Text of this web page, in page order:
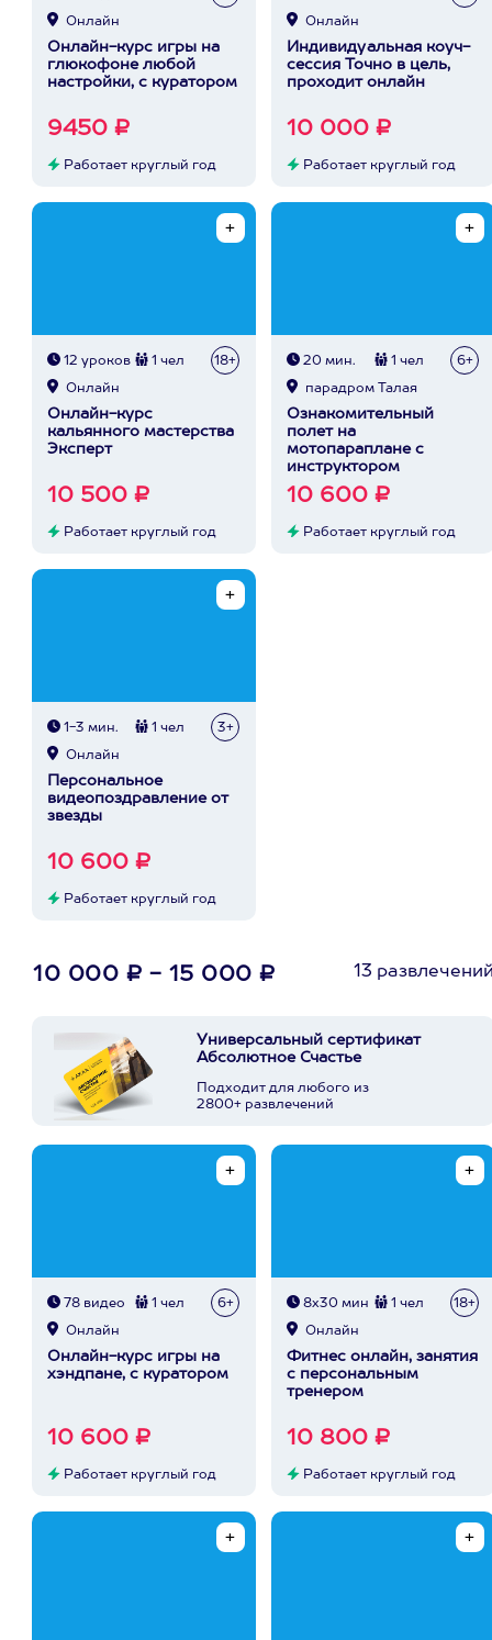
Онлайн
Онлайн-курс игры на
глюкофоне любой
настройки, с куратором
9450 ₽
Работает круглый год
Онлайн
Индивидуальная коуч-
сессия Точно в цель,
проходит онлайн
10 000 ₽
Работает круглый год
12 уроков 1 чел 18+
Онлайн
Онлайн-курс
кальянного мастерства
Эксперт
10 500 ₽
Работает круглый год
20 мин. 1 чел 6+
парадром Талая
Ознакомительный
полет на
мотопараплане с
инструктором
10 600 ₽
Работает круглый год
1-3 мин. 1 чел 3+
Онлайн
Персональное
видеопоздравление от
звезды
10 600 ₽
Работает круглый год
10 000 ₽ - 15 000 ₽ 13
Универсальный сертификат
Абсолютное Счастье
Подходит для любого из
2800+ развлечений
78 видео 1 чел 6+
Онлайн
Онлайн-курс игры на
хэндпане, с куратором
10 600 ₽
Работает круглый год
8х30 мин 1 чел 18+
Онлайн
Фитнес онлайн, занятия
с персональным
тренером
10 800 ₽
Работает круглый год